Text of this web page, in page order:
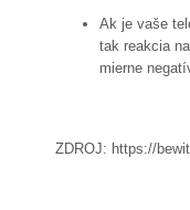
Ak je vaše
tak reakcia
mierne
ZDROJ: https://